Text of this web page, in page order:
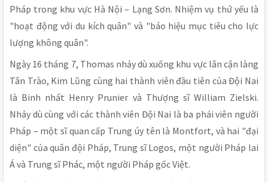
Pháp trong khu vực Hà Nội – Lạng Sơn. Nhiệm vụ thứ yếu là
"hoạt động với du kích quân" và "báo hiệu mục tiêu cho lực
lượng không quân".
Ngày 16 tháng 7, Thomas nhảy dù xuống khu vực lân cận làng
Tân Trào, Kim Lũng cùng hai thành viên đầu tiên của Đội Nai
là Binh nhất Henry Prunier và Thượng sĩ William Zielski.
Nhảy dù cùng với các thành viên Đội Nai là ba phái viên người
Pháp – một sĩ quan cấp Trung úy tên là Montfort, và hai "đại
diện" của quân đội Pháp, Trung sĩ Logos, một người Pháp lai
Á và Trung sĩ Phác, một người Pháp gốc Việt.